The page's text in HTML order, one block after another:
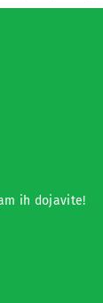
ih dojavite!